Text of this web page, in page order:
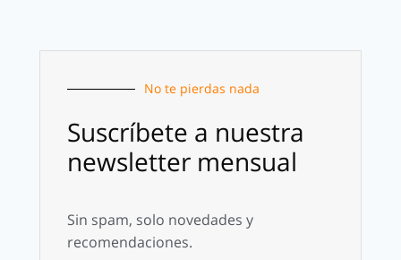
No te pierdas nada
Suscríbete a nuestra
newsletter mensual
Sin spam, solo novedades y
recomendaciones.